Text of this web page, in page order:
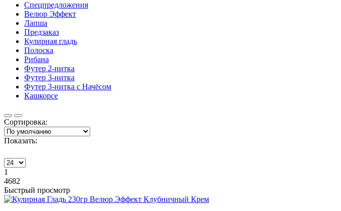
Спецпредложения
Велюр Эффект
Лапша
Предзаказ
Кулирная гладь
Полоска
Рибана
Футер 2-нитка
Футер 3-нитка
Футер 3-нитка с Начёсом
Кашкорсе
Сортировка:
Показать:
1
4682
Быстрый просмотр